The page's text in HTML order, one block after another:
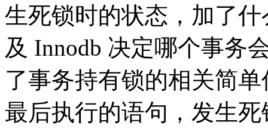
生死锁时的状态，加了
及 Innodb 决定哪个事务
了事务持有锁的相关简
最后执行的语句，发生